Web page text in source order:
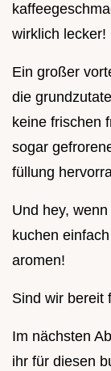
wirklich lecker!
Ein großer
die
keine frischen
sogar
füllung
Und hey,
kuchen
aromen!
Sind wir bereit
Im nächsten
ihr für diesen